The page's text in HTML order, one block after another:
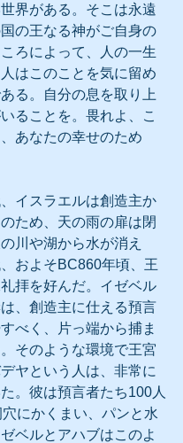
界がある。そこは永遠
の王なる神がご自身の
ろによって、人の一生
はこのことを気に留め
る。自分の息を取り上
ることを。畏れよ、こ
あなたの幸せのため
イスラエルは創造主か
ため、天の雨の扉は閉
川や湖から水が消え
およそBC860年頃、王
拝を好んだ。イゼベル
、創造主に仕える預言
べく、片っ端から捕ま
そのような環境で王宮
ヤという人は、非常に
。彼は預言者たち100人
にかくまい、パンと水
ベルとアハブはこのよ